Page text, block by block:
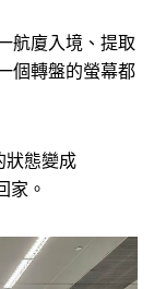
航廈入境、提取
個轉盤的螢幕都
狀態變成
家。